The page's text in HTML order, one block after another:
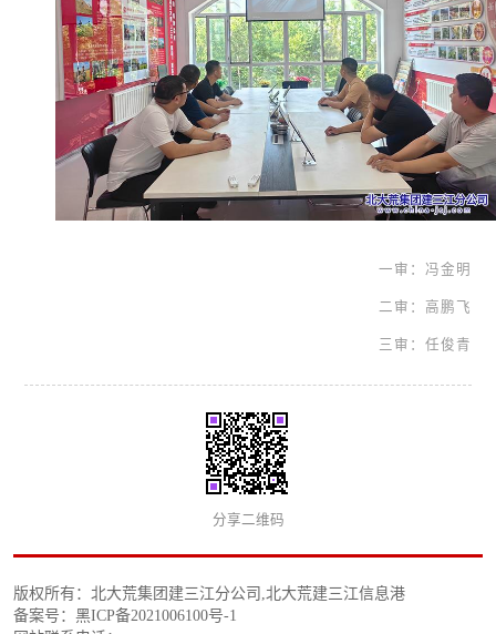
一审：冯金明
二审：高鹏飞
三审：任俊青
分享二维码
版权所有：北大荒集团建三江分公司,北大荒建三江信息港
备案号：黑ICP备2021006100号-1